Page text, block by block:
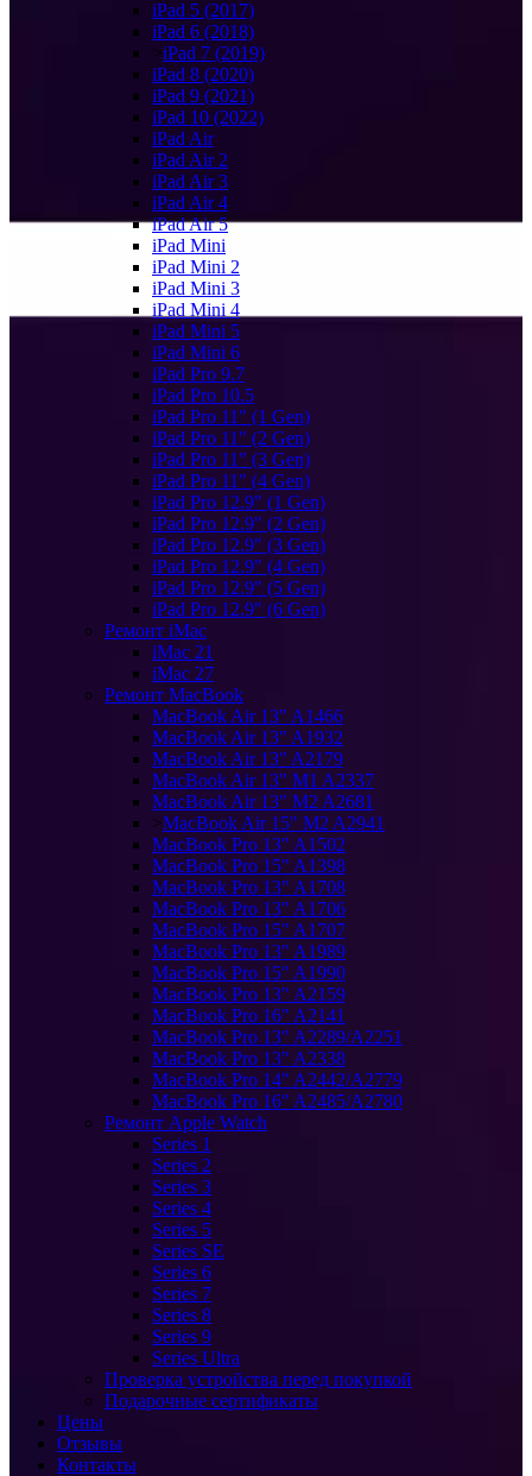
iPad 5 (2017)
iPad 6 (2018)
>iPad 7 (2019)
iPad 8 (2020)
iPad 9 (2021)
iPad 10 (2022)
iPad Air
iPad Air 2
iPad Air 3
iPad Air 4
iPad Air 5
iPad Mini
iPad Mini 2
iPad Mini 3
iPad Mini 4
iPad Mini 5
iPad Mini 6
iPad Pro 9.7
iPad Pro 10.5
iPad Pro 11" (1 Gen)
iPad Pro 11" (2 Gen)
iPad Pro 11" (3 Gen)
iPad Pro 11" (4 Gen)
iPad Pro 12.9" (1 Gen)
iPad Pro 12.9" (2 Gen)
iPad Pro 12.9" (3 Gen)
iPad Pro 12.9" (4 Gen)
iPad Pro 12.9" (5 Gen)
iPad Pro 12.9" (6 Gen)
Ремонт iMac
iMac 21
iMac 27
Ремонт MacBook
MacBook Air 13" A1466
MacBook Air 13" A1932
MacBook Air 13" A2179
MacBook Air 13" M1 A2337
MacBook Air 13" M2 A2681
>MacBook Air 15" M2 A2941
MacBook Pro 13" A1502
MacBook Pro 15" A1398
MacBook Pro 13" A1708
MacBook Pro 13" A1706
MacBook Pro 15" A1707
MacBook Pro 13" A1989
MacBook Pro 15" A1990
MacBook Pro 13" A2159
MacBook Pro 16" A2141
MacBook Pro 13" A2289/A2251
MacBook Pro 13" A2338
MacBook Pro 14" A2442/A2779
MacBook Pro 16" A2485/A2780
Ремонт Apple Watch
Series 1
Series 2
Series 3
Series 4
Series 5
Series SE
Series 6
Series 7
Series 8
Series 9
Series Ultra
Проверка устройства перед покупкой
Подарочные сертификаты
Цены
Отзывы
Контакты